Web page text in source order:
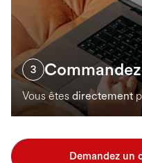
3
Vous êtes directement
Demandez un